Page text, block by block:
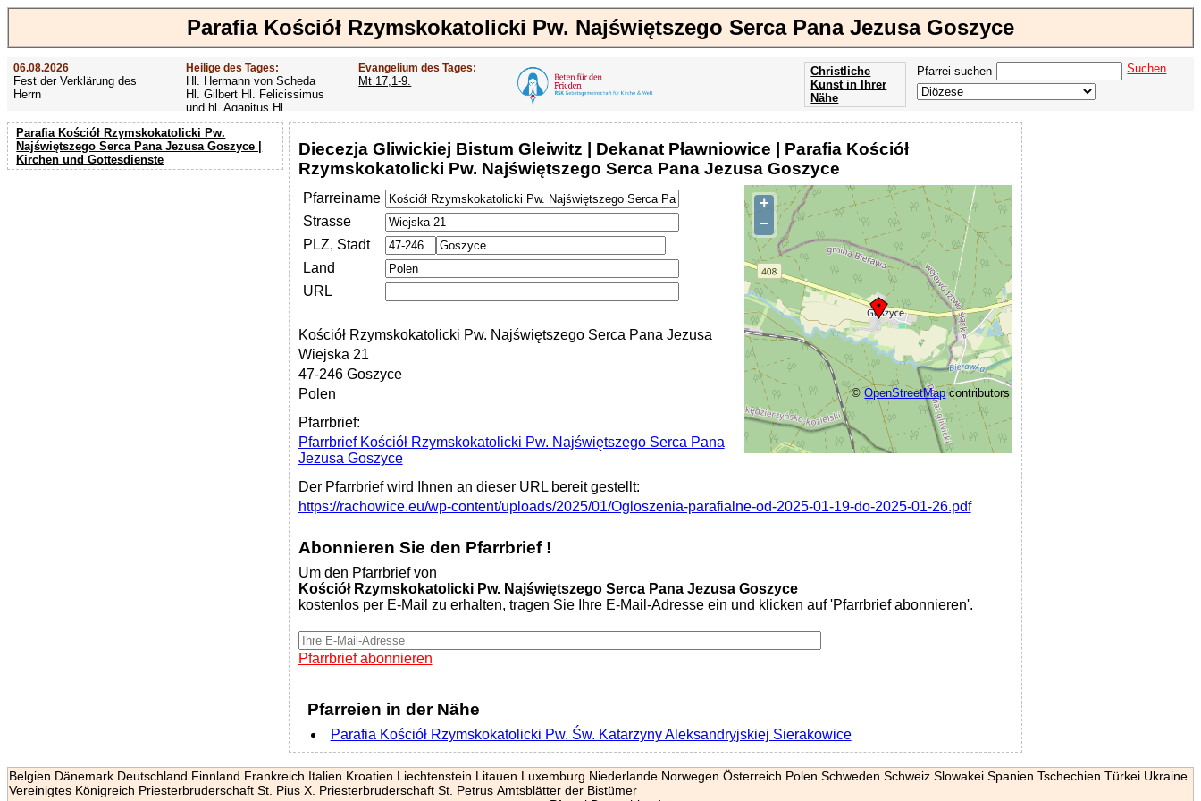
Parafia Kościół Rzymskokatolicki Pw. Najświętszego Serca Pana Jezusa Goszyce
06.08.2026
Fest der Verklärung des
Herrn
Heilige des Tages:
Hl. Hermann von Scheda
Hl. Gilbert Hl. Felicissimus
und hl. Agapitus Hl.
Gezelinus (Gozelin)
Evangelium des Tages:
Mt 17,1-9.
Pfarrei suchen Suchen
Christliche
Kunst in Ihrer
Nähe
Parafia Kościół Rzymskokatolicki Pw.
Najświętszego Serca Pana Jezusa Goszyce |
Kirchen und Gottesdienste
Diecezja Gliwickiej Bistum Gleiwitz | Dekanat Pławniowice | Parafia Kościół
Rzymskokatolicki Pw. Najświętszego Serca Pana Jezusa Goszyce
+
−
©OpenStreetMapcontributors
Pfarreiname
Strasse
PLZ, Stadt
Land
URL
Kościół Rzymskokatolicki Pw. Najświętszego Serca Pana Jezusa
Wiejska 21
47-246 Goszyce
Polen
Pfarrbrief:
Pfarrbrief Kościół Rzymskokatolicki Pw. Najświętszego Serca Pana
Jezusa Goszyce
Der Pfarrbrief wird Ihnen an dieser URL bereit gestellt:
https://rachowice.eu/wp-content/uploads/2025/01/Ogloszenia-parafialne-od-2025-01-19-do-2025-01-26.pdf
Abonnieren Sie den Pfarrbrief !
Um den Pfarrbrief von
Kościół Rzymskokatolicki Pw. Najświętszego Serca Pana Jezusa Goszyce
kostenlos per E-Mail zu erhalten, tragen Sie Ihre E-Mail-Adresse ein und klicken auf 'Pfarrbrief abonnieren'.
Pfarrbrief abonnieren
Pfarreien in der Nähe
Parafia Kościół Rzymskokatolicki Pw. Św. Katarzyny Aleksandryjskiej Sierakowice
Belgien Dänemark Deutschland Finnland Frankreich Italien Kroatien Liechtenstein Litauen Luxemburg Niederlande Norwegen Österreich Polen Schweden Schweiz Slowakei Spanien Tschechien Türkei Ukraine
Vereinigtes Königreich Priesterbruderschaft St. Pius X. Priesterbruderschaft St. Petrus Amtsblätter der Bistümer